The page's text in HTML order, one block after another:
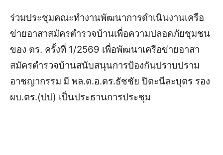
ร่วมประชุมคณะทำงานพัฒนาการดำเนินงานเครือ
ข่ายอาสาสมัครตำรวจบ้านเพื่อความปลอดภัยชุมชน
ของ ตร. ครั้งที่ 1/2569 เพื่อพัฒนาเครือข่ายอาสา
สมัครตำรวจบ้านสนับสนุนการป้องกันปราบปราม
อาชญากรรม มี พล.ต.อ.ดร.ธัชชัย ปิตะนีละบุตร รอง
ผบ.ตร.(ปป) เป็นประธานการประชุม